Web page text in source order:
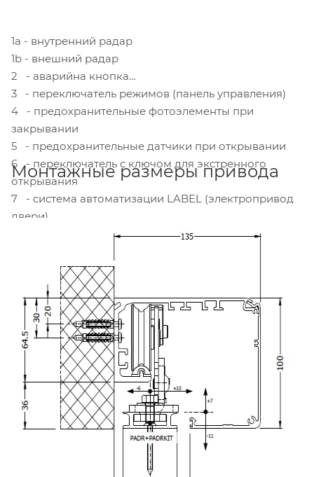
1а - внутренний радар
1b - внешний радар
2 - аварийна кнопка
3 - переключатель режимов (панель управления)
4 - предохранительные фотоэлементы при
закрывании
5 - предохранительные датчики при открывании
6 - переключатель с ключом для экстренного
открывания
7 - система автоматизации LABEL (электропривод
двери)
Монтажные размеры привода